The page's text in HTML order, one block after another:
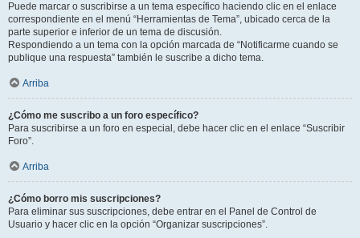
Puede marcar o suscribirse a un tema específico haciendo clic en el enlace
correspondiente en el menú “Herramientas de Tema”, ubicado cerca de la
parte superior e inferior de un tema de discusión.
Respondiendo a un tema con la opción marcada de “Notificarme cuando se
publique una respuesta” también le suscribe a dicho tema.
Arriba
¿Cómo me suscribo a un foro específico?
Para suscribirse a un foro en especial, debe hacer clic en el enlace “Suscribir
Foro”.
Arriba
¿Cómo borro mis suscripciones?
Para eliminar sus suscripciones, debe entrar en el Panel de Control de
Usuario y hacer clic en la opción “Organizar suscripciones”.